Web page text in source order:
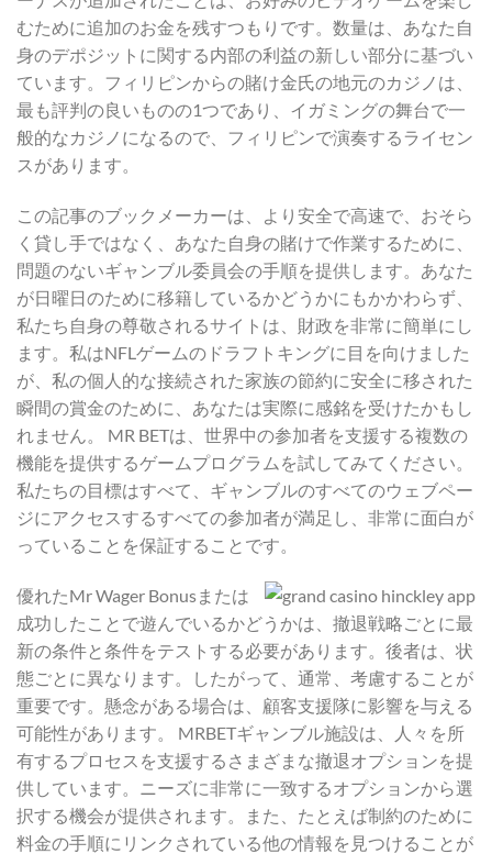
むために追加のお金を残すつもりです。数量は、あなた自
身のデポジットに関する内部の利益の新しい部分に基づい
ています。フィリピンからの賭け金氏の地元のカジノは、
最も評判の良いものの1つであり、イガミングの舞台で一
般的なカジノになるので、フィリピンで演奏するライセン
スがあります。
この記事のブックメーカーは、より安全で高速で、おそら
く貸し手ではなく、あなた自身の賭けで作業するために、
問題のないギャンブル委員会の手順を提供します。あなた
が日曜日のために移籍しているかどうかにもかかわらず、
私たち自身の尊敬されるサイトは、財政を非常に簡単にし
ます。私はNFLゲームのドラフトキングに目を向けました
が、私の個人的な接続された家族の節約に安全に移された
瞬間の賞金のために、あなたは実際に感銘を受けたかもし
れません。 MR BETは、世界中の参加者を支援する複数の
機能を提供するゲームプログラムを試してみてください。
私たちの目標はすべて、ギャンブルのすべてのウェブペー
ジにアクセスするすべての参加者が満足し、非常に面白が
っていることを保証することです。
優れたMr Wager Bonusまたは
成功したことで遊んでいるかどうかは、撤退戦略ごとに最
新の条件と条件をテストする必要があります。後者は、状
態ごとに異なります。したがって、通常、考慮することが
重要です。懸念がある場合は、顧客支援隊に影響を与える
可能性があります。 MRBETギャンブル施設は、人々を所
有するプロセスを支援するさまざまな撤退オプションを提
供しています。ニーズに非常に一致するオプションから選
択する機会が提供されます。また、たとえば制約のために
料金の手順にリンクされている他の情報を見つけることが